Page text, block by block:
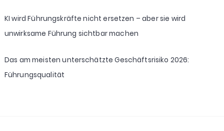
KI wird Führungskräfte nicht ersetzen – aber sie wird
unwirksame Führung sichtbar machen
Das am meisten unterschätzte Geschäftsrisiko 2026:
Führungsqualität